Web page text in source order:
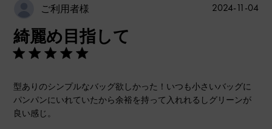
ご利用者様
綺麗め目指して
型ありのシンプルなバッグ欲しかった！いつも小さいバッグに
パンパンにいれていたから余裕を持って入れれるしグリーンが
良い感じ。
公
2024-11-04